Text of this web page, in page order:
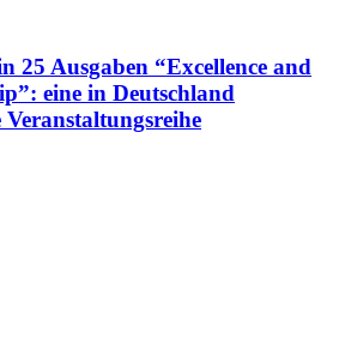
25 Ausgaben “Excellence and
eine in Deutschland
Veranstaltungsreihe